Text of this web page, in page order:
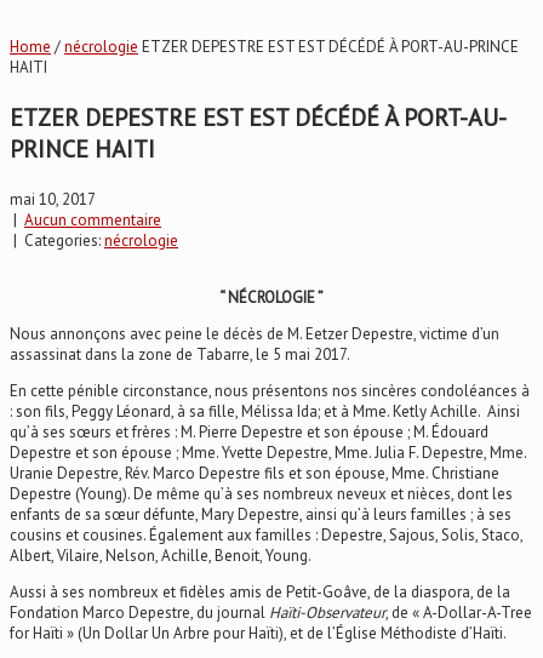
Home /nécrologie ETZER DEPESTRE EST EST DÉCÉDÉ À PORT-AU-PRINCE
HAITI
ETZER DEPESTRE EST EST DÉCÉDÉ À PORT-AU-
PRINCE HAITI
mai 10, 2017
| Aucun commentaire
| Categories:nécrologie
“ NÉCROLOGIE ”
Nous annonçons avec peine le décès de M. Eetzer Depestre, victime d’un
assassinat dans la zone de Tabarre, le 5 mai 2017.
En cette pénible circonstance, nous présentons nos sincères condoléances à
: son fils, Peggy Léonard, à sa fille, Mélissa Ida; et à Mme. Ketly Achille. Ainsi
qu’à ses sœurs et frères : M. Pierre Depestre et son épouse ; M. Édouard
Depestre et son épouse ; Mme. Yvette Depestre, Mme. Julia F. Depestre, Mme.
Uranie Depestre, Rév. Marco Depestre fils et son épouse, Mme. Christiane
Depestre (Young). De même qu’à ses nombreux neveux et nièces, dont les
enfants de sa sœur défunte, Mary Depestre, ainsi qu’à leurs familles ; à ses
cousins et cousines. Également aux familles : Depestre, Sajous, Solis, Staco,
Albert, Vilaire, Nelson, Achille, Benoit, Young.
Aussi à ses nombreux et fidèles amis de Petit-Goâve, de la diaspora, de la
Fondation Marco Depestre, du journal Haïti-Observateur, de « A-Dollar-A-Tree
for Haïti » (Un Dollar Un Arbre pour Haïti), et de l’Église Méthodiste d’Haïti.